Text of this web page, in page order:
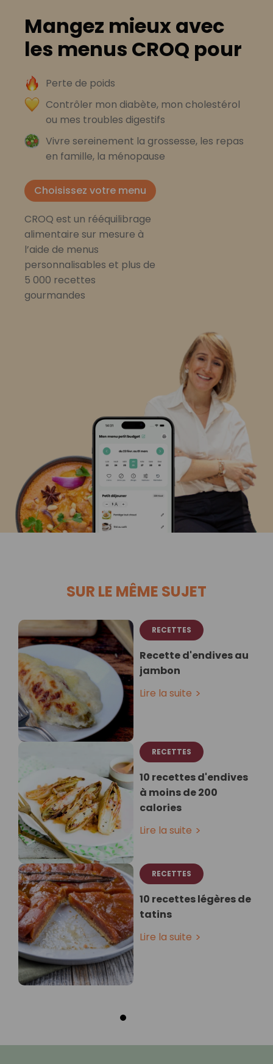
Mangez mieux avec
les menus CROQ pour
Perte de poids
Contrôler mon diabète, mon cholestérol
ou mes troubles digestifs
Vivre sereinement la grossesse, les repas
en famille, la ménopause
Choisissez votre menu
CROQ est un rééquilibrage
alimentaire sur mesure à
l’aide de menus
personnalisables et plus de
5 000 recettes
gourmandes
SUR LE MÊME SUJET
RECETTES
Recette d'endives au
jambon
Lire la suite
RECETTES
10 recettes d'endives
à moins de 200
calories
Lire la suite
RECETTES
10 recettes légères de
tatins
Lire la suite